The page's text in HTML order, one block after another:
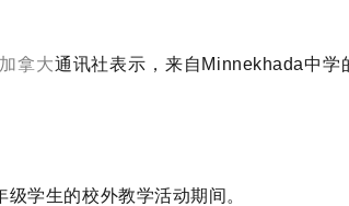
加拿大通讯社表示，来自Minnekhada中学
学生的校外教学活动期间。